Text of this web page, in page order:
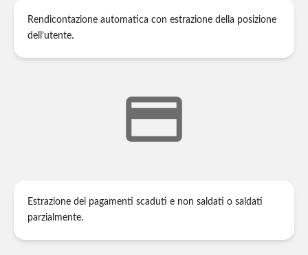
Rendicontazione automatica con estrazione della posizione
dell’utente.
payment
Estrazione dei pagamenti scaduti e non saldati o saldati
parzialmente.